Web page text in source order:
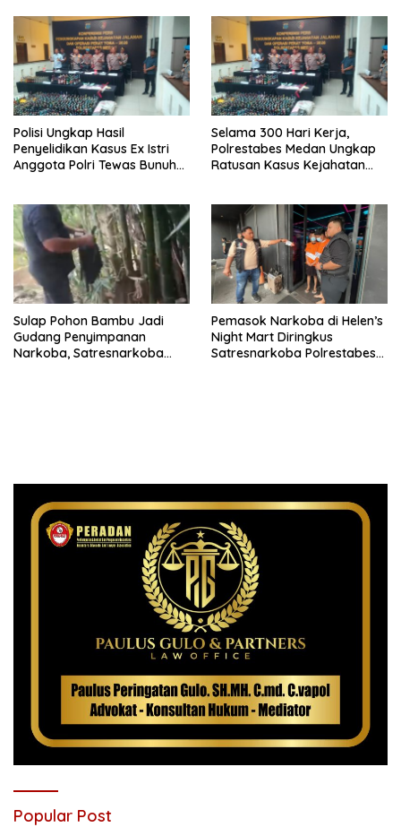
Polisi Ungkap Hasil
Penyelidikan Kasus Ex Istri
Anggota Polri Tewas Bunuh
Selama 300 Hari Kerja,
Polrestabes Medan Ungkap
Ratusan Kasus Kejahatan
Sulap Pohon Bambu Jadi
Gudang Penyimpanan
Narkoba, Satresnarkoba
Pemasok Narkoba di Helen’s
Night Mart Diringkus
Satresnarkoba Polrestabes
Popular Post